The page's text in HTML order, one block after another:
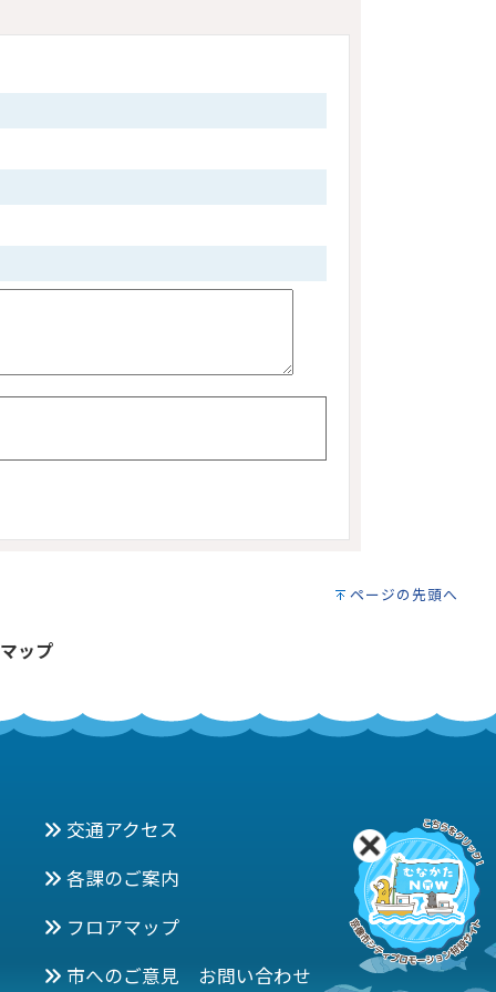
ページの先頭へ
ップ
交通アクセス
各課のご案内
フロアマップ
市へのご意見 お問い合わせ